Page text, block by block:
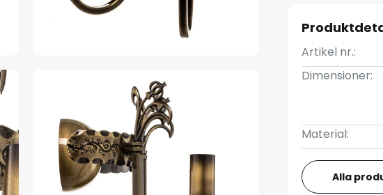
Artikel nr.:
Dimensioner:
Material:
Alla